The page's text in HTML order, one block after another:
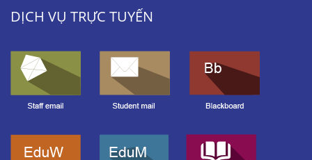
DỊCH VỤ TRỰC TUYẾN